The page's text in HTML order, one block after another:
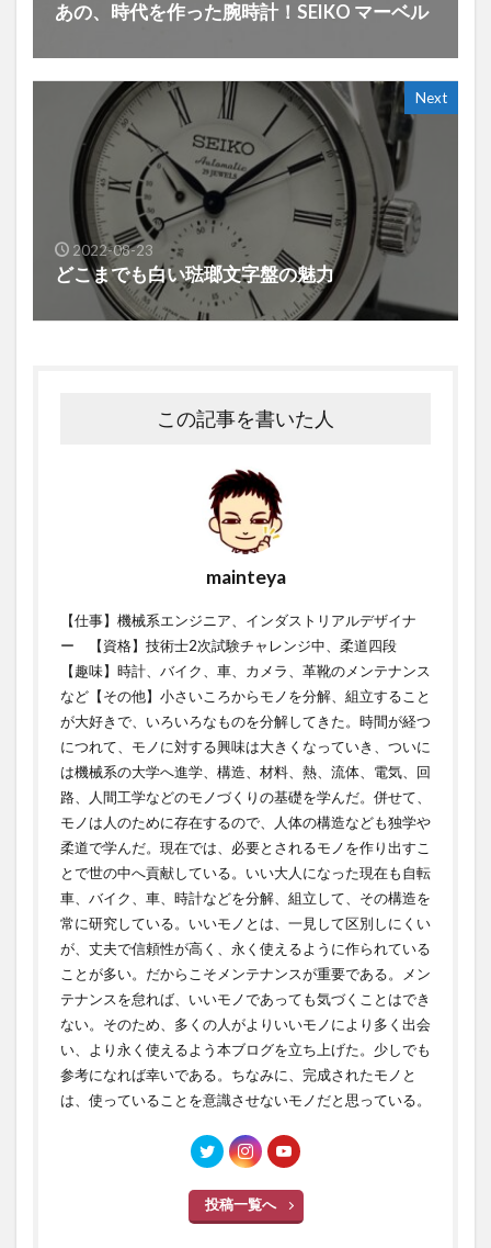
あの、時代を作った腕時計！SEIKO マーベル
Next
2022-08-23
どこまでも白い琺瑯文字盤の魅力
この記事を書いた人
mainteya
【仕事】機械系エンジニア、インダストリアルデザイナ
ー 【資格】技術士2次試験チャレンジ中、柔道四段
【趣味】時計、バイク、車、カメラ、革靴のメンテナンス
など【その他】小さいころからモノを分解、組立すること
が大好きで、いろいろなものを分解してきた。時間が経つ
につれて、モノに対する興味は大きくなっていき、ついに
は機械系の大学へ進学、構造、材料、熱、流体、電気、回
路、人間工学などのモノづくりの基礎を学んだ。併せて、
モノは人のために存在するので、人体の構造なども独学や
柔道で学んだ。現在では、必要とされるモノを作り出すこ
とで世の中へ貢献している。いい大人になった現在も自転
車、バイク、車、時計などを分解、組立して、その構造を
常に研究している。いいモノとは、一見して区別しにくい
が、丈夫で信頼性が高く、永く使えるように作られている
ことが多い。だからこそメンテナンスが重要である。メン
テナンスを怠れば、いいモノであっても気づくことはでき
ない。そのため、多くの人がよりいいモノにより多く出会
い、より永く使えるよう本ブログを立ち上げた。少しでも
参考になれば幸いである。ちなみに、完成されたモノと
は、使っていることを意識させないモノだと思っている。
投稿一覧へ